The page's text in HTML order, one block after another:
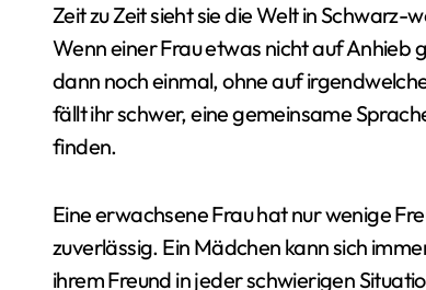
Zeit zu Zeit sieht sie die Welt in Schwarz-
Wenn einer Frau etwas nicht auf Anhieb
dann noch einmal, ohne auf
fällt ihr schwer, eine gemeinsame
finden.
Eine erwachsene Frau hat nur wenige
zuverlässig. Ein Mädchen kann sich
ihrem Freund in jeder schwierigen